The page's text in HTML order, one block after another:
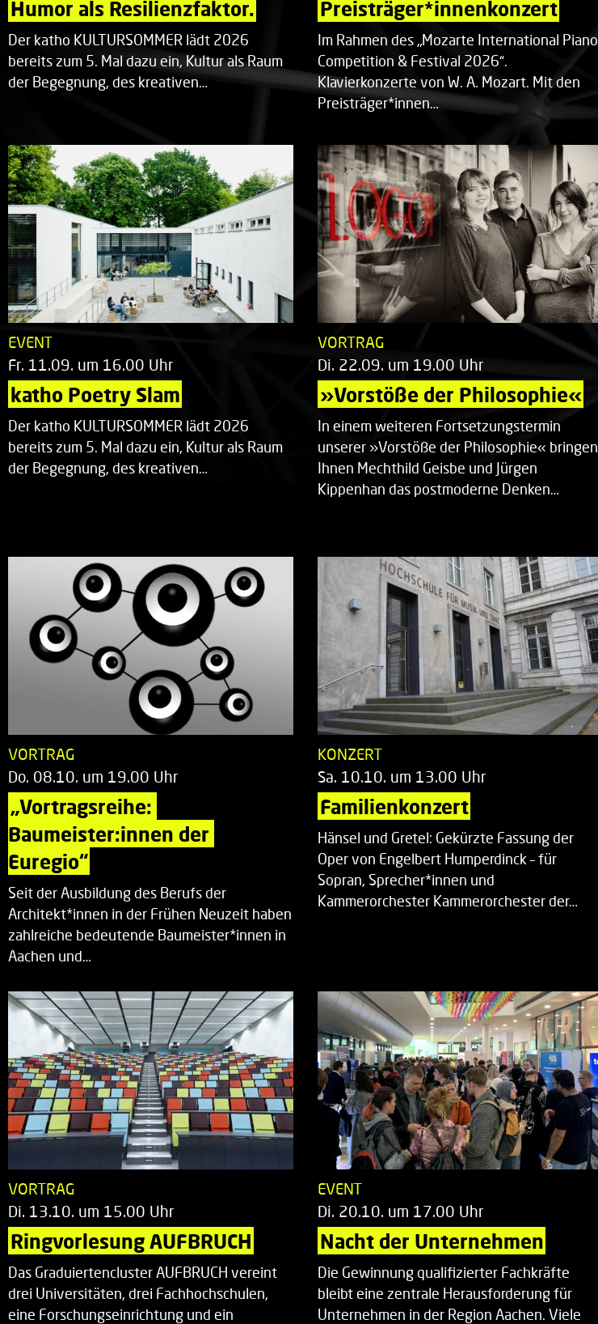
Humor als Resilienzfaktor.
Der katho KULTURSOMMER lädt 2026
bereits zum 5. Mal dazu ein, Kultur als Raum
der Begegnung, des kreativen…
Preisträger*innenkonzert
Im Rahmen des „Mozarte International Piano
Competition & Festival 2026“.
Klavierkonzerte von W. A. Mozart. Mit den
Preisträger*innen…
EVENT
Fr. 11.09. um 16.00 Uhr
katho Poetry Slam
Der katho KULTURSOMMER lädt 2026
bereits zum 5. Mal dazu ein, Kultur als Raum
der Begegnung, des kreativen…
VORTRAG
Di. 22.09. um 19.00 Uhr
»Vorstöße der Philosophie«
In einem weiteren Fortsetzungstermin
unserer »Vorstöße der Philosophie« bringen
Ihnen Mechthild Geisbe und Jürgen
Kippenhan das postmoderne Denken…
VORTRAG
Do. 08.10. um 19.00 Uhr
„Vortragsreihe:
Baumeister:innen der
Euregio“
Seit der Ausbildung des Berufs der
Architekt*innen in der Frühen Neuzeit haben
zahlreiche bedeutende Baumeister*innen in
Aachen und…
KONZERT
Sa. 10.10. um 13.00 Uhr
Familienkonzert
Hänsel und Gretel: Gekürzte Fassung der
Oper von Engelbert Humperdinck – für
Sopran, Sprecher*innen und
Kammerorchester Kammerorchester der…
VORTRAG
Di. 13.10. um 15.00 Uhr
Ringvorlesung AUFBRUCH
Das Graduiertencluster AUFBRUCH vereint
drei Universitäten, drei Fachhochschulen,
eine Forschungseinrichtung und ein
EVENT
Di. 20.10. um 17.00 Uhr
Nacht der Unternehmen
Die Gewinnung qualifizierter Fachkräfte
bleibt eine zentrale Herausforderung für
Unternehmen in der Region Aachen. Viele